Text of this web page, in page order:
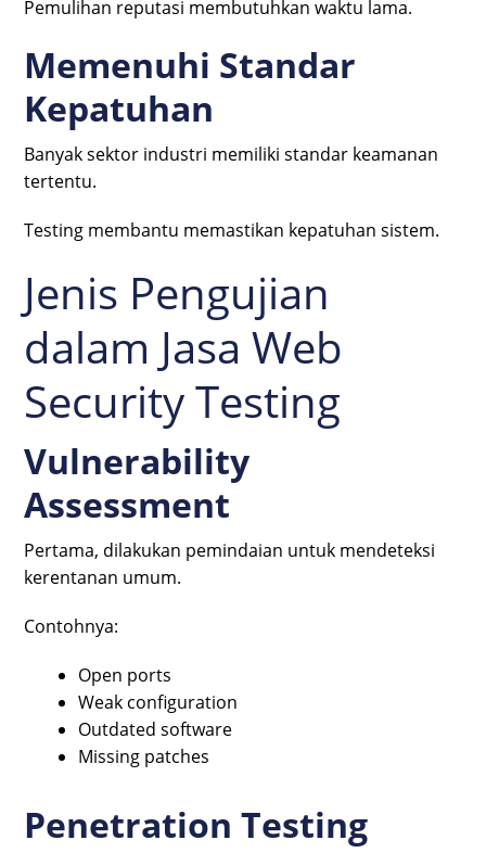
Pemulihan reputasi membutuhkan waktu lama.
Memenuhi Standar
Kepatuhan
Banyak sektor industri memiliki standar keamanan
tertentu.
Testing membantu memastikan kepatuhan sistem.
Jenis Pengujian
dalam Jasa Web
Security Testing
Vulnerability
Assessment
Pertama, dilakukan pemindaian untuk mendeteksi
kerentanan umum.
Contohnya:
Open ports
Weak configuration
Outdated software
Missing patches
Penetration Testing